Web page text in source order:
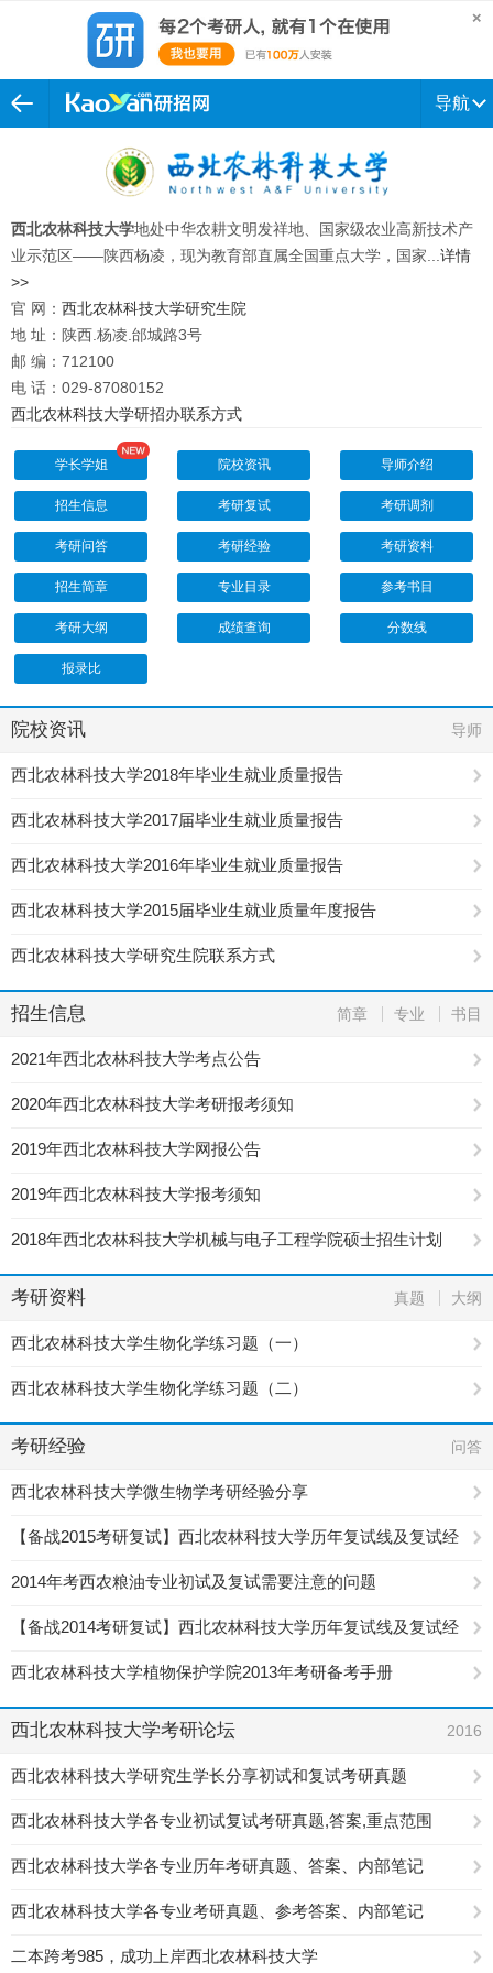
导航
西北农林科技大学地处中华农耕文明发祥地、国家级农业高新技术产
业示范区——陕西杨凌，现为教育部直属全国重点大学，国家... 详情
>>
官 网： 西北农林科技大学研究生院
地 址：陕西.杨凌.邰城路3号
邮 编：712100
电 话：029-87080152
西北农林科技大学研招办联系方式
学长学姐 院校资讯 导师介绍
招生信息 考研复试 考研调剂
考研问答 考研经验 考研资料
招生简章 专业目录 参考书目
考研大纲 成绩查询 分数线
报录比
院校资讯 导师
西北农林科技大学2018年毕业生就业质量报告
西北农林科技大学2017届毕业生就业质量报告
西北农林科技大学2016年毕业生就业质量报告
西北农林科技大学2015届毕业生就业质量年度报告
西北农林科技大学研究生院联系方式
招生信息 简章 专业 书目
2021年西北农林科技大学考点公告
2020年西北农林科技大学考研报考须知
2019年西北农林科技大学网报公告
2019年西北农林科技大学报考须知
2018年西北农林科技大学机械与电子工程学院硕士招生计划
考研资料 真题 大纲
西北农林科技大学生物化学练习题（一）
西北农林科技大学生物化学练习题（二）
考研经验 问答
西北农林科技大学微生物学考研经验分享
【备战2015考研复试】西北农林科技大学历年复试线及复试经
验汇总
2014年考西农粮油专业初试及复试需要注意的问题
【备战2014考研复试】西北农林科技大学历年复试线及复试经
验汇总
西北农林科技大学植物保护学院2013年考研备考手册
西北农林科技大学考研论坛 2016
西北农林科技大学研究生学长分享初试和复试考研真题
西北农林科技大学各专业初试复试考研真题,答案,重点范围
西北农林科技大学各专业历年考研真题、答案、内部笔记
西北农林科技大学各专业考研真题、参考答案、内部笔记
二本跨考985，成功上岸西北农林科技大学